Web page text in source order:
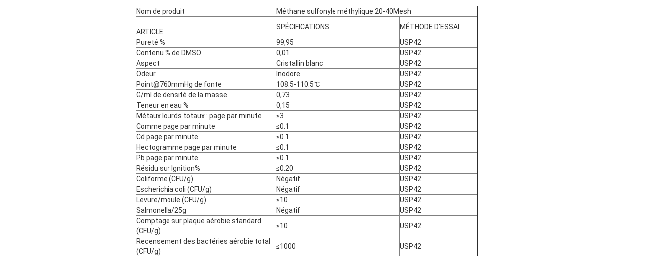
Nom de produit Méthane sulfonyle méthylique 20-40Mesh
ARTICLE
SPÉCIFICATIONS
MÉTHODE D'ESSAI
Pureté %
99,95
USP42
Contenu % de DMSO
0,01
USP42
Aspect
Cristallin blanc
USP42
Odeur
Inodore
USP42
Point@760mmHg de fonte
108.5-110.5℃
USP42
G/ml de densité de la masse
0,73
USP42
Teneur en eau %
0,15
USP42
Métaux lourds totaux : page par minute
≤3
USP42
Comme page par minute
≤0.1
USP42
Cd page par minute
≤0.1
USP42
Hectogramme page par minute
≤0.1
USP42
Pb page par minute
≤0.1
USP42
Résidu sur Ignition%
≤0.20
USP42
Coliforme (CFU/g)
Négatif
USP42
Escherichia coli (CFU/g)
Négatif
USP42
Levure/moule (CFU/g)
≤10
USP42
Salmonella/25g
Négatif
USP42
Comptage sur plaque aérobie standard
(CFU/g)
≤10
USP42
Recensement des bactéries aérobie total
(CFU/g)
≤1000 USP42